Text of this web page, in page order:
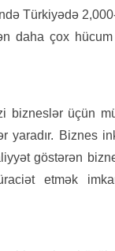
Türkiyədə
daha çox
bizneslər üçün
yaradır. Biznes
göstərən
etmək